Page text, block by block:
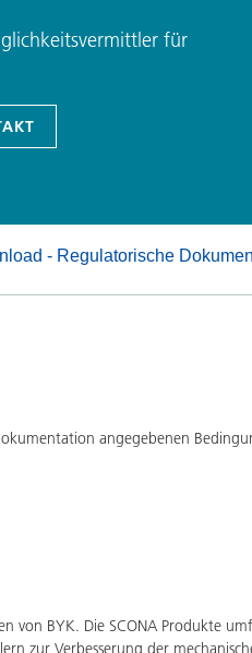
für
- Regulatorische
angegebenen
von BYK. Die SCONA Produkte
zur Verbesserung der